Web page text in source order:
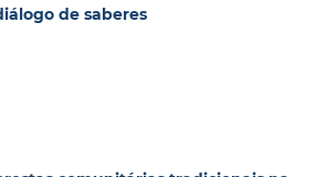
de saberes